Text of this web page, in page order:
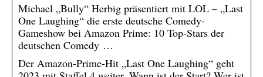
Michael „Bully“ Herbig präsentiert mit LOL – „Last
One Laughing“ die erste deutsche Comedy-
Gameshow bei Amazon Prime: 10 Top-Stars der
deutschen Comedy …
Der Amazon-Prime-Hit „Last One Laughing“ geht